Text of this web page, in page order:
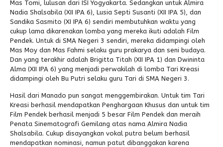
Mas Tomi, lulusan dari ISI Yogyakarta. Sedangkan untuk Almira
Nadia Shalsabila (XII IPA 6), Lusia Septi Susanti (XII IPA 5), dan
Sandika Sasmito (XI IPA 6) sendiri membutuhkan waktu yang
cukup lama dikarenakan lomba yang mereka ikuti adalah Film
Pendek. Untuk di SMA Negeri 3 sendiri, mereka didampingi oleh
Mas Moy dan Mas Fahmi selaku guru prakarya dan seni budaya.
Dan yang terakhir adalah Brigitta Titah (XII IPA 1) dan Dwininta
Alma (XII IPA 6) yang menjadi perwakilah di lomba Tari Kreasi
didampingi oleh Bu Putri selaku guru Tari di SMA Negeri 3.
Hasil dari Manado pun sangat menggembirakan. Untuk tim Tari
Kreasi berhasil mendapatkan Penghargaan Khusus dan untuk tim
Film Pendek berhasil menjadi 5 besar Film Pendek dan meraih
Penata Sinematografi Gemilang atas nama Almira Nadia
Shalsabila. Cukup disayangkan vokal putra belum berhasil
mendapatkan nominasi, namun patut dibanggakan karena